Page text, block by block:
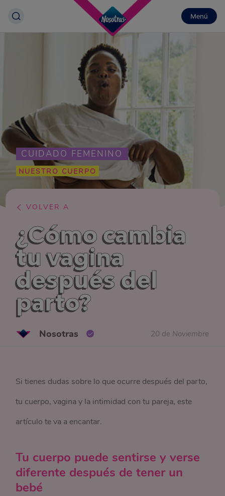
Menú
CUIDADO FEMENINO
NUESTRO CUERPO
VOLVER A
¿Cómo cambia
tu vagina
después del
parto?
Nosotras 20 de Noviembre
Si tienes dudas sobre lo que ocurre después del parto,
tu cuerpo, vagina y la intimidad con tu pareja, este
artículo te va a encantar.
Tu cuerpo puede sentirse y verse
diferente después de tener un
bebé